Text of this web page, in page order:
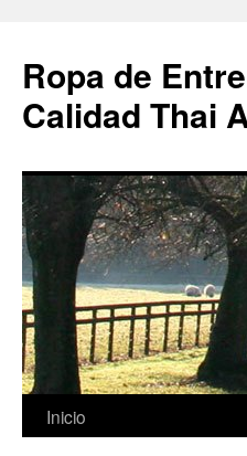
Ropa de
Calidad Thai
Saltar
Inicio